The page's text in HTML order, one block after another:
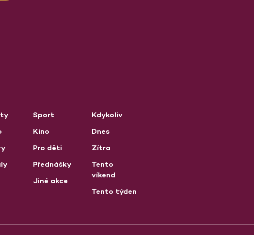
Sport
Kino
Pro děti
Přednášky
Jiné akce
Kdykoliv
Dnes
Zítra
Tento
víkend
Tento týden